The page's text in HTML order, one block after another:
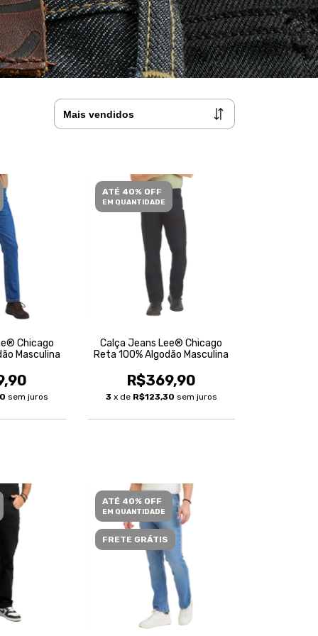
Chicago
Masculina
sem juros
ATÉ 40% OFF
EM QUANTIDADE
Calça Jeans Lee® Chicago
Reta 100% Algodão Masculina
R$369,90
3 x de R$123,30 sem juros
ATÉ 40% OFF
EM QUANTIDADE
FRETE GRÁTIS